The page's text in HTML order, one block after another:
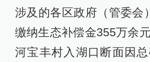
涉及的各区政府（管委会
缴纳生态补偿金355万余
河宝丰村入湖口断面因